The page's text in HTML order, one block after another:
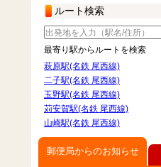
ルート検索
最寄り駅からルートを検索
萩原駅(名鉄 尾西線)
二子駅(名鉄 尾西線)
玉野駅(名鉄 尾西線)
苅安賀駅(名鉄 尾西線)
山崎駅(名鉄 尾西線)
郵便局からのお知らせ